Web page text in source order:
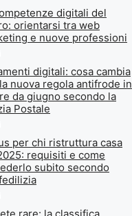
digitali del
orientarsi tra web
e nuove professioni
digitali: cosa cambia
nuova regola antifrode in
da giugno secondo la
Postale
per chi ristruttura casa
requisiti e come
subito secondo